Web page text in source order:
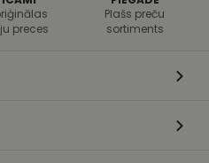
preces
Plašs preču
sortiments
tīmekļa
veidlapām.
Script.com
sīkfailu